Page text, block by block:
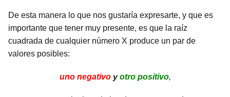
De esta manera lo que nos gustaría expresarte, y que es
importante que tener muy presente, es que la raíz
cuadrada de cualquier número X produce un par de
valores posibles:
uno negativoyotro positivo,